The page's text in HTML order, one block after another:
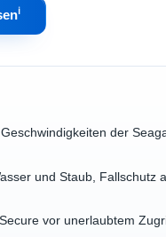
ℹ︎
der
und Staub, Fallschutz
vor unerlaubtem